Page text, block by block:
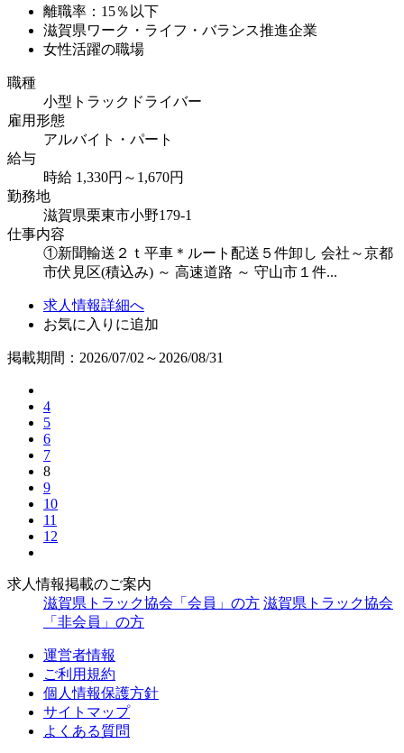
離職率：15％以下
滋賀県ワーク・ライフ・バランス推進企業
女性活躍の職場
職種
小型トラックドライバー
雇用形態
アルバイト・パート
給与
時給 1,330円～1,670円
勤務地
滋賀県栗東市小野179-1
仕事内容
①新聞輸送２ｔ平車＊ルート配送５件卸し 会社～京都
市伏見区(積込み) ～ 高速道路 ～ 守山市１件...
求人情報詳細へ
お気に入りに追加
掲載期間：2026/07/02～2026/08/31
4
5
6
7
8
9
10
11
12
求人情報掲載のご案内
滋賀県トラック協会「会員」の方 滋賀県トラック協会
「非会員」の方
運営者情報
ご利用規約
個人情報保護方針
サイトマップ
よくある質問